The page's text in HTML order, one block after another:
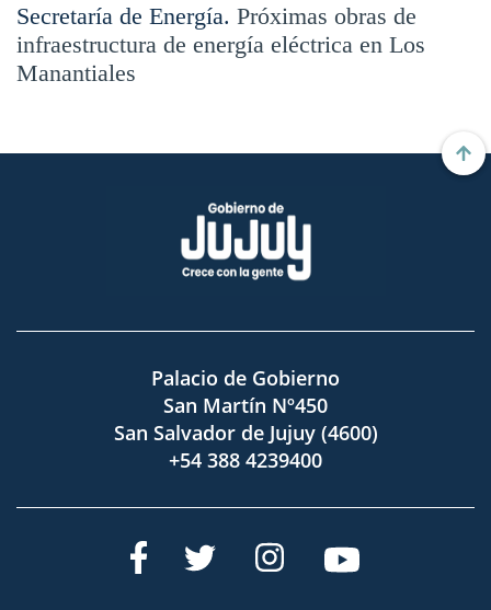
Secretaría de Energía. Próximas obras de
infraestructura de energía eléctrica en Los
Manantiales
Palacio de Gobierno
San Martín Nº450
San Salvador de Jujuy (4600)
+54 388 4239400